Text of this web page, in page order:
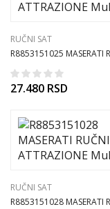
RUČNI SAT
R8853151025 MASERATI
SAT- ATTRAZIONE Multi.
27.480 RSD
RUČNI SAT
R8853151028 MASERATI